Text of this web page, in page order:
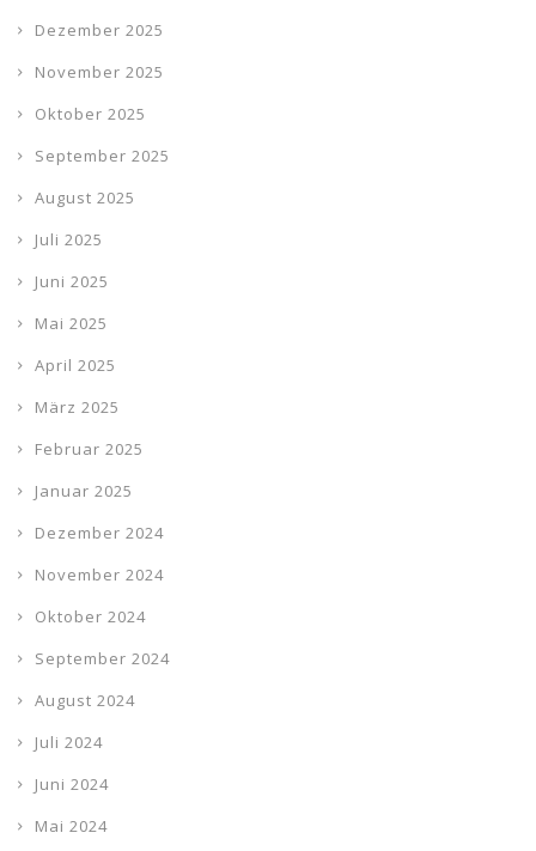
Dezember 2025
November 2025
Oktober 2025
September 2025
August 2025
Juli 2025
Juni 2025
Mai 2025
April 2025
März 2025
Februar 2025
Januar 2025
Dezember 2024
November 2024
Oktober 2024
September 2024
August 2024
Juli 2024
Juni 2024
Mai 2024